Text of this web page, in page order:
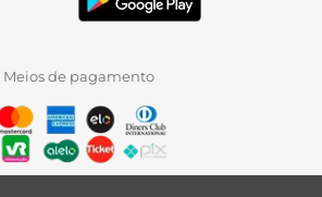
Meios de pagamento